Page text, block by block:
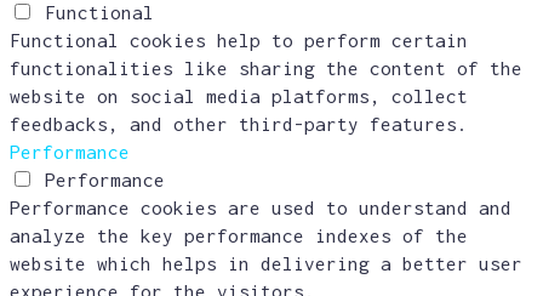
Functional
Functional cookies help to perform certain
functionalities like sharing the content of the
website on social media platforms, collect
feedbacks, and other third-party features.
Performance
Performance
Performance cookies are used to understand and
analyze the key performance indexes of the
website which helps in delivering a better user
experience for the visitors.